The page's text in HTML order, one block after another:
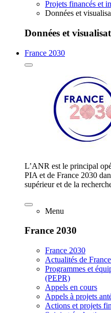
Projets financés et
Données et
Données et
France 2030
L’ANR est le principal
PIA et de France 2030
supérieur et de la
Menu
France 2030
France 2030
Actualités de
Programmes et
(PEPR)
Appels en cours
Appels à projets
Actions et projets